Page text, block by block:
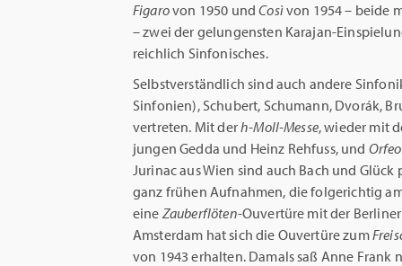
Figarovon 1950 und Cosìvon 1954 – beide
– zwei der gelungensten Karajan-
reichlich Sinfonisches.
Selbstverständlich sind auch andere
Sinfonien), Schubert, Schumann, Dvorák,
vertreten. Mit derh-Moll-Messe, wieder mit
jungen Gedda und Heinz Rehfuss, und
Jurinac aus Wien sind auch Bach und
ganz frühen Aufnahmen, die folgerichtig
eineZauberflöten-Ouvertüre mit der
Amsterdam hat sich die Ouvertüre zum
von 1943 erhalten. Damals saß Anne Frank